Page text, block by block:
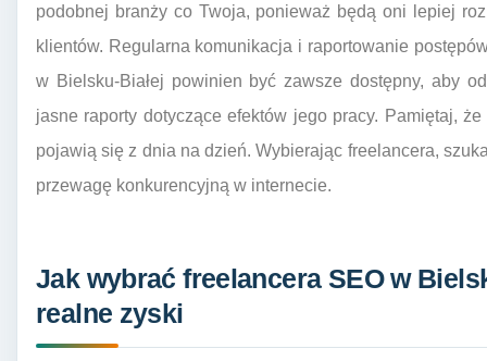
podobnej branży co Twoja, ponieważ będą oni lepiej
klientów. Regularna komunikacja i raportowanie
w Bielsku-Białej powinien być zawsze dostępny, aby
jasne raporty dotyczące efektów jego pracy. Pamiętaj,
pojawią się z dnia na dzień. Wybierając freelancera,
przewagę konkurencyjną w internecie.
Jak wybrać freelancera SEO w
realne zyski